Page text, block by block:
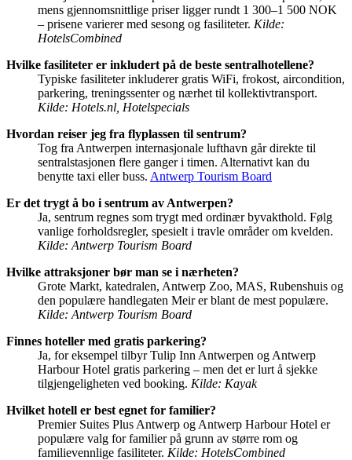
mens gjennomsnittlige priser ligger rundt 1 300–1 500 NOK
– prisene varierer med sesong og fasiliteter. Kilde:
HotelsCombined
Hvilke fasiliteter er inkludert på de beste sentralhotellene?
Typiske fasiliteter inkluderer gratis WiFi, frokost, aircondition,
parkering, treningssenter og nærhet til kollektivtransport.
Kilde: Hotels.nl, Hotelspecials
Hvordan reiser jeg fra flyplassen til sentrum?
Tog fra Antwerpen internasjonale lufthavn går direkte til
sentralstasjonen flere ganger i timen. Alternativt kan du
benytte taxi eller buss. Antwerp Tourism Board
Er det trygt å bo i sentrum av Antwerpen?
Ja, sentrum regnes som trygt med ordinær byvakthold. Følg
vanlige forholdsregler, spesielt i travle områder om kvelden.
Kilde: Antwerp Tourism Board
Hvilke attraksjoner bør man se i nærheten?
Grote Markt, katedralen, Antwerp Zoo, MAS, Rubenshuis og
den populære handlegaten Meir er blant de mest populære.
Kilde: Antwerp Tourism Board
Finnes hoteller med gratis parkering?
Ja, for eksempel tilbyr Tulip Inn Antwerpen og Antwerp
Harbour Hotel gratis parkering – men det er lurt å sjekke
tilgjengeligheten ved booking. Kilde: Kayak
Hvilket hotell er best egnet for familier?
Premier Suites Plus Antwerp og Antwerp Harbour Hotel er
populære valg for familier på grunn av større rom og
familievennlige fasiliteter. Kilde: HotelsCombined